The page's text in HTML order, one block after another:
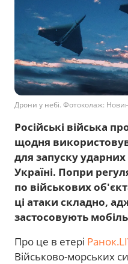
Дрони у небі. Фотоколаж:
Російські війська
щодня
для запуску ударних
Україні. Попри
по військових
ці атаки складно,
застосовують
Про це в етері
Військово-морських